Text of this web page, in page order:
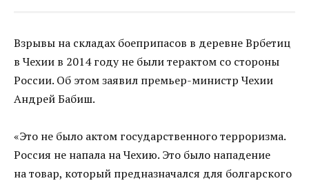
Взрывы на складах боеприпасов в деревне Врбетиц
в Чехии в 2014 году не были терактом со стороны
России. Об этом заявил премьер-министр Чехии
Андрей Бабиш.
«Это не было актом государственного терроризма.
Россия не напала на Чехию. Это было нападение
на товар, который предназначался для болгарского